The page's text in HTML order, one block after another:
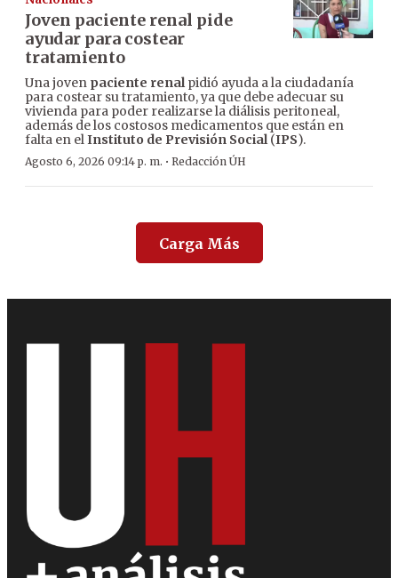
Joven paciente renal pide
ayudar para costear
tratamiento
Una joven paciente renalpidió ayuda a la ciudadanía
para costear su tratamiento, ya que debe adecuar su
vivienda para poder realizarse la diálisis peritoneal,
además de los costosos medicamentos que están en
falta en elInstituto de Previsión Social(IPS).
Agosto 6, 2026 09:14 p. m. · Redacción ÚH
Carga Más